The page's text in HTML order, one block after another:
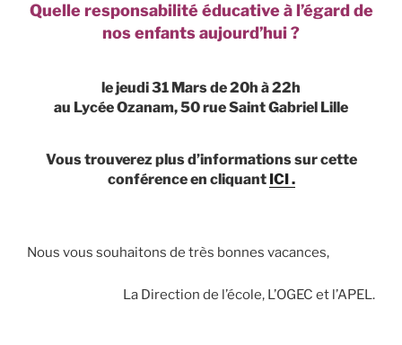
Quelle responsabilité éducative à l’égard de
nos enfants aujourd’hui ?
le jeudi 31 Mars de 20h à 22h
au Lycée Ozanam, 50 rue Saint Gabriel Lille
Vous trouverez plus d’informations sur cette
conférence en cliquant ICI .
Nous vous souhaitons de très bonnes vacances,
La Direction de l’école, L’OGEC et l’APEL.